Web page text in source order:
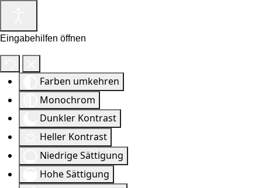
Eingabehilfen öffnen
Farben umkehren
Monochrom
Dunkler Kontrast
Heller Kontrast
Niedrige Sättigung
Hohe Sättigung